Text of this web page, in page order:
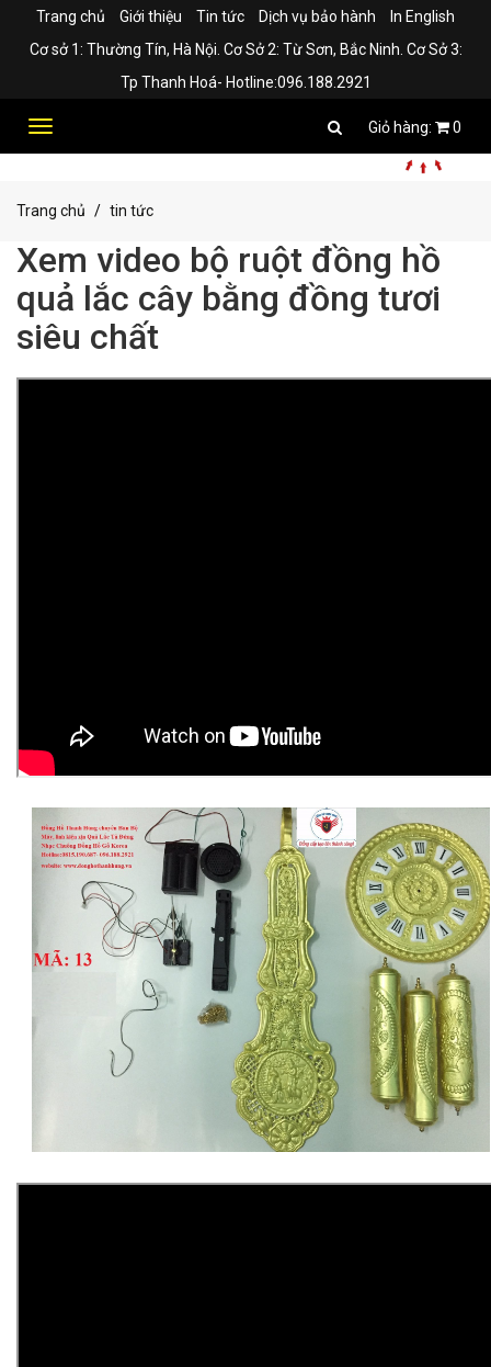
Trang chủ Giới thiệu Tin tức Dịch vụ bảo hành
In English
Cơ sở 1: Thường Tín, Hà Nội. Cơ Sở 2: Từ Sơn, Bắc Ninh. Cơ Sở 3:
Tp Thanh Hoá- Hotline:096.188.2921
Toggle
0
Trang chủ tin tức
Xem video bộ ruột đồng hồ
quả lắc cây bằng đồng tươi
siêu chất